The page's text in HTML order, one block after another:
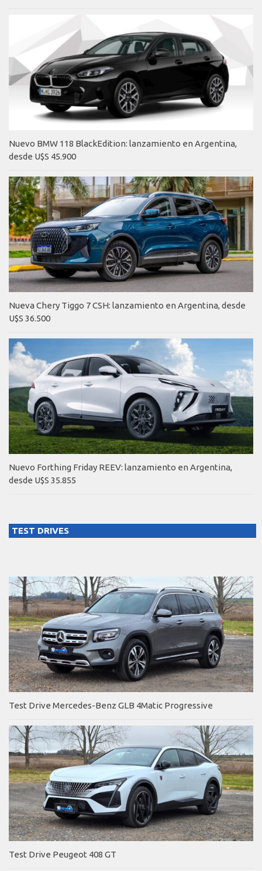
Nuevo BMW 118 BlackEdition: lanzamiento en Argentina,
desde U$S 45.900
Nueva Chery Tiggo 7 CSH: lanzamiento en Argentina, desde
U$S 36.500
Nuevo Forthing Friday REEV: lanzamiento en Argentina,
desde U$S 35.855
TEST DRIVES
Test Drive Mercedes-Benz GLB 4Matic Progressive
Test Drive Peugeot 408 GT